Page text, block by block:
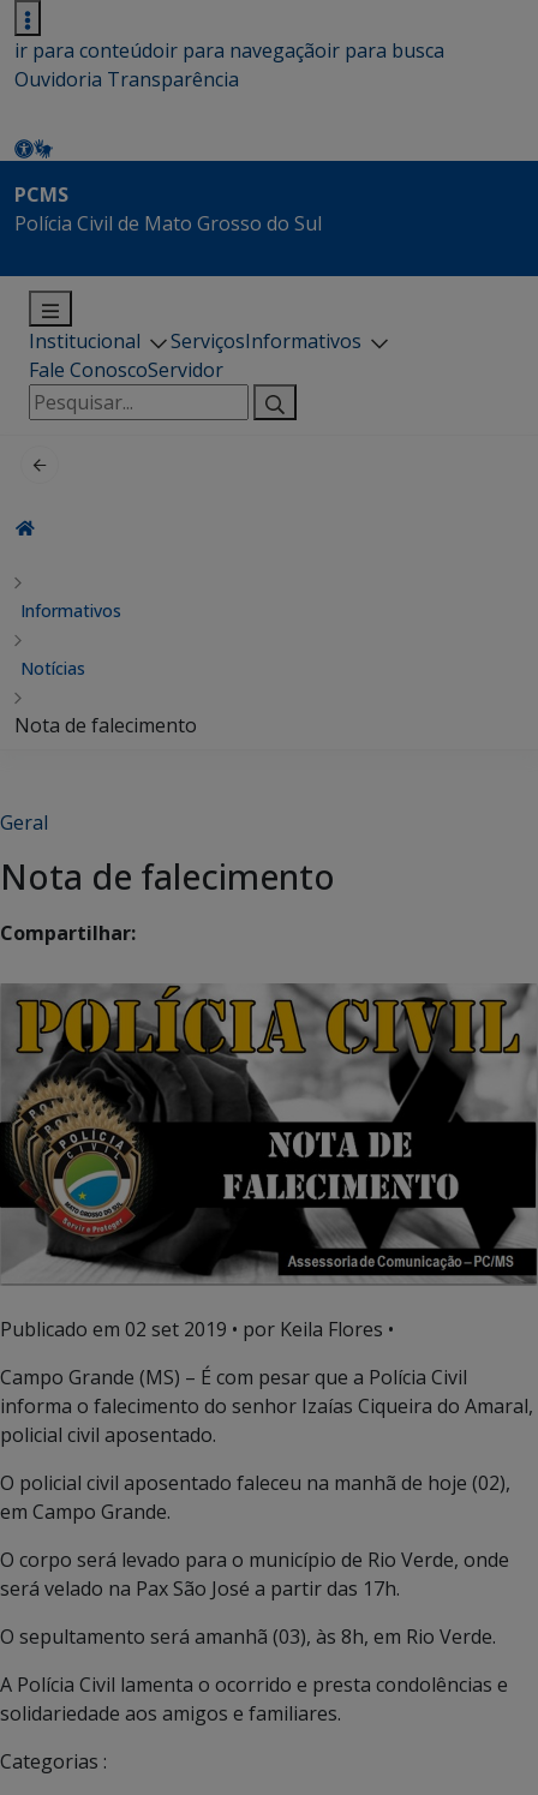
ir para conteúdoir para navegaçãoir para busca
Ouvidoria Transparência
PCMS
Polícia Civil de Mato Grosso do Sul
Institucional ServiçosInformativos
Fale ConoscoServidor
Pesquisar
por:
Informativos
Notícias
Nota de falecimento
Geral
Nota de falecimento
Compartilhar:
Publicado em 02 set 2019 • por Keila Flores •
Campo Grande (MS) – É com pesar que a Polícia Civil
informa o falecimento do senhor Izaías Ciqueira do Amaral,
policial civil aposentado.
O policial civil aposentado faleceu na manhã de hoje (02),
em Campo Grande.
O corpo será levado para o município de Rio Verde, onde
será velado na Pax São José a partir das 17h.
O sepultamento será amanhã (03), às 8h, em Rio Verde.
A Polícia Civil lamenta o ocorrido e presta condolências e
solidariedade aos amigos e familiares.
Categorias :